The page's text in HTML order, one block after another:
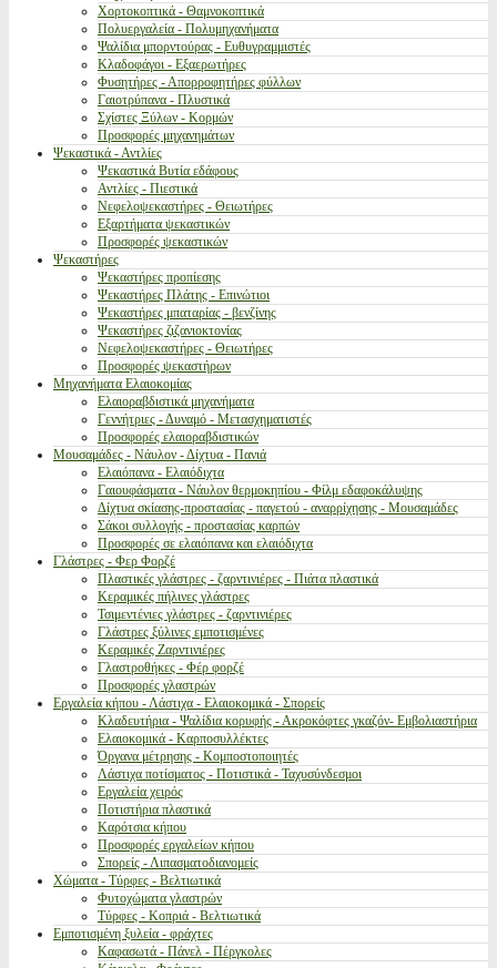
Χορτοκοπτικά - Θαμνοκοπτικά
Πολυεργαλεία - Πολυμηχανήματα
Ψαλίδια μπορντούρας - Ευθυγραμμιστές
Κλαδοφάγοι - Εξαερωτήρες
Φυσητήρες - Απορροφητήρες φύλλων
Γαιοτρύπανα - Πλυστικά
Σχίστες Ξύλων - Κορμών
Προσφορές μηχανημάτων
Ψεκαστικά - Αντλίες
Ψεκαστικά Βυτία εδάφους
Αντλίες - Πιεστικά
Νεφελοψεκαστήρες - Θειωτήρες
Εξαρτήματα ψεκαστικών
Προσφορές ψεκαστικών
Ψεκαστήρες
Ψεκαστήρες προπίεσης
Ψεκαστήρες Πλάτης - Επινώτιοι
Ψεκαστήρες μπαταρίας - βενζίνης
Ψεκαστήρες ζιζανιοκτονίας
Νεφελοψεκαστήρες - Θειωτήρες
Προσφορές ψεκαστήρων
Μηχανήματα Ελαιοκομίας
Ελαιοραβδιστικά μηχανήματα
Γεννήτριες - Δυναμό - Μετασχηματιστές
Προσφορές ελαιοραβδιστικών
Μουσαμάδες - Νάυλον - Δίχτυα - Πανιά
Ελαιόπανα - Ελαιόδιχτα
Γαιουφάσματα - Νάυλον θερμοκηπίου - Φίλμ εδαφοκάλυψης
Δίχτυα σκίασης-προστασίας - παγετού - αναρρίχησης - Μουσαμάδες
Σάκοι συλλογής - προστασίας καρπών
Προσφορές σε ελαιόπανα και ελαιόδιχτα
Γλάστρες - Φερ Φορζέ
Πλαστικές γλάστρες - ζαρντινιέρες - Πιάτα πλαστικά
Κεραμικές πήλινες γλάστρες
Τσιμεντένιες γλάστρες - ζαρντινιέρες
Γλάστρες ξύλινες εμποτισμένες
Κεραμικές Ζαρντινιέρες
Γλαστροθήκες - Φέρ φορζέ
Προσφορές γλαστρών
Εργαλεία κήπου - Λάστιχα - Ελαιοκομικά - Σπορείς
Κλαδευτήρια - Ψαλίδια κορυφής - Ακροκόφτες γκαζόν- Εμβολιαστήρια
Ελαιοκομικά - Καρποσυλλέκτες
Όργανα μέτρησης - Κομποστοποιητές
Λάστιχα ποτίσματος - Ποτιστικά - Ταχυσύνδεσμοι
Εργαλεία χειρός
Ποτιστήρια πλαστικά
Καρότσια κήπου
Προσφορές εργαλείων κήπου
Σπορείς - Λιπασματοδιανομείς
Χώματα - Τύρφες - Βελτιωτικά
Φυτοχώματα γλαστρών
Τύρφες - Κοπριά - Βελτιωτικά
Εμποτισμένη ξυλεία - φράχτες
Καφασωτά - Πάνελ - Πέργκολες